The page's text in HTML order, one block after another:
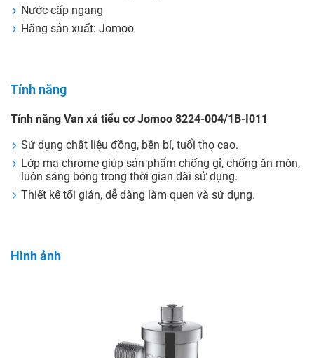
Nước cấp ngang
Hãng sản xuất: Jomoo
Tính năng
Tính năng Van xả tiểu cơ Jomoo 8224-004/1B-I011
Sử dụng chất liệu đồng, bền bỉ, tuổi thọ cao.
Lớp mạ chrome giúp sản phẩm chống gỉ, chống ăn mòn,
luôn sáng bóng trong thời gian dài sử dụng.
Thiết kế tối giản, dễ dàng làm quen và sử dụng.
Hình ảnh